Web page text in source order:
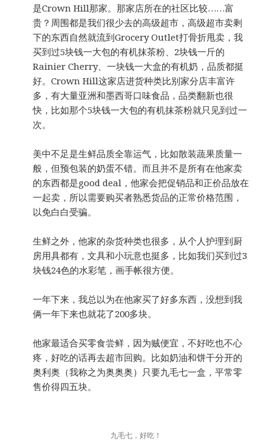
是Crown Hill那家。那家店所在的社区比较……富
贵？周围都是我们很少去的高级超市，高级超市卖剩
下的东西自然就流到Grocery Outlet打骨折甩卖，我
买到过5块钱一大包的有机抹茶粉、2块钱一斤的
Rainier Cherry、一块钱一大盒的有机奶，品质都挺
好。Crown Hill这家店进货种类比别家分店丰富许
多，有大量亚洲和墨西哥口味食品，品类翻新也很
快，比如那个5块钱一大包的有机抹茶粉就只见到过一
次。
美中不足是生鲜品质全靠运气，比如散装蔬果质量一
般，但预包装的奶蛋不错。而且并不是所有在他家卖
的东西都是good deal，他家会把促销品和正价品放在
一起卖，所以需要购买者熟悉货品的正常价格范围，
以免白白受骗。
生鲜之外，他家的杂货种类也很多，从个人护理到厨
房用具都有，文具和小玩意也挺多，比如我们买到过3
块钱24色的水彩笔，画手帐很方便。
一年下来，我总以为在他家买了好多东西，没想到我
俩一年下来也就花了200多块。
他家最适合买零食尝鲜，因为贼便宜，不好吃也不心
疼，好吃的话再去超市回购。比如奶油和饼干分开的
奥利奥（我称之为奥奥奥）只要九毛七一盒，平常零
售价得四五块。
九毛七，好吃！